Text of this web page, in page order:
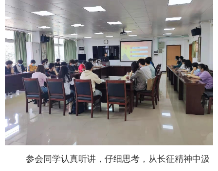
参会同学认真听讲，仔细思考，从长征精神中汲